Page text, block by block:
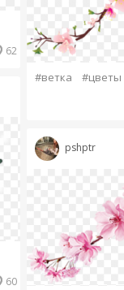
62
60
#ветка #цветы
pshptr